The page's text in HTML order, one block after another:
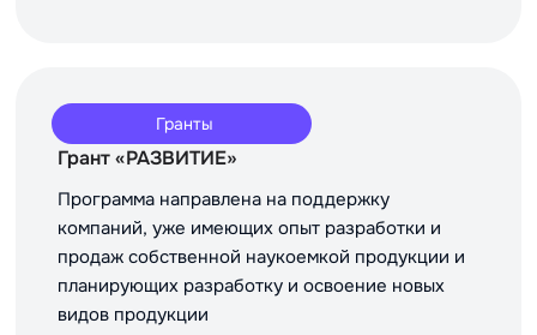
Гранты
Грант «РАЗВИТИЕ»
Программа направлена на поддержку
компаний, уже имеющих опыт разработки и
продаж собственной наукоемкой продукции и
планирующих разработку и освоение новых
видов продукции